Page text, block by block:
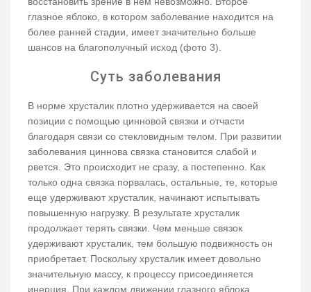
глазное яблоко, в котором заболевание находится на
более ранней стадии, имеет значительно больше
шансов на благополучный исход (фото 3).
Суть заболевания
В норме хрусталик плотно удерживается на своей
позиции с помощью цинновой связки и отчасти
благодаря связи со стекловидным телом. При развитии
заболевания циннова связка становится слабой и
рвется. Это происходит не сразу, а постепенно. Как
только одна связка порвалась, остальные, те, которые
еще удерживают хрусталик, начинают испытывать
повышенную нагрузку. В результате хрусталик
продолжает терять связки. Чем меньше связок
удерживают хрусталик, тем большую подвижность он
приобретает. Поскольку хрусталик имеет довольно
значительную массу, к процессу присоединяется
инерция. При каждом движении глазного яблока